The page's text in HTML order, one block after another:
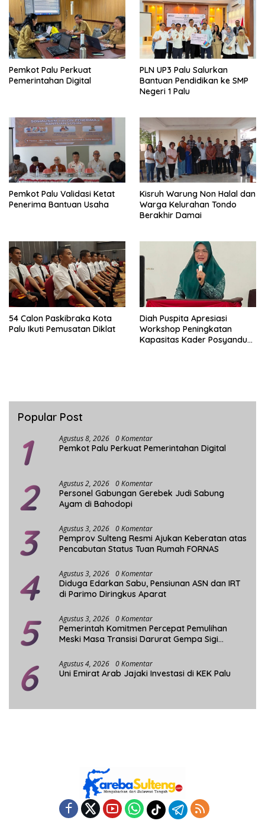
Pemkot Palu Perkuat
Pemerintahan Digital
PLN UP3 Palu Salurkan
Bantuan Pendidikan ke SMP
Negeri 1 Palu
Pemkot Palu Validasi Ketat
Penerima Bantuan Usaha
Kisruh Warung Non Halal dan
Warga Kelurahan Tondo
Berakhir Damai
54 Calon Paskibraka Kota
Palu Ikuti Pemusatan Diklat
Diah Puspita Apresiasi
Workshop Peningkatan
Kapasitas Kader Posyandu
Popular Post
1 Agustus 8, 2026 0 Komentar
Pemkot Palu Perkuat Pemerintahan Digital
2 Agustus 2, 2026 0 Komentar
Personel Gabungan Gerebek Judi Sabung
Ayam di Bahodopi
3 Agustus 3, 2026 0 Komentar
Pemprov Sulteng Resmi Ajukan Keberatan atas
Pencabutan Status Tuan Rumah FORNAS
4 Agustus 3, 2026 0 Komentar
Diduga Edarkan Sabu, Pensiunan ASN dan IRT
di Parimo Diringkus Aparat
5 Agustus 3, 2026 0 Komentar
Pemerintah Komitmen Percepat Pemulihan
Meski Masa Transisi Darurat Gempa Sigi
6 Agustus 4, 2026 0 Komentar
Uni Emirat Arab Jajaki Investasi di KEK Palu